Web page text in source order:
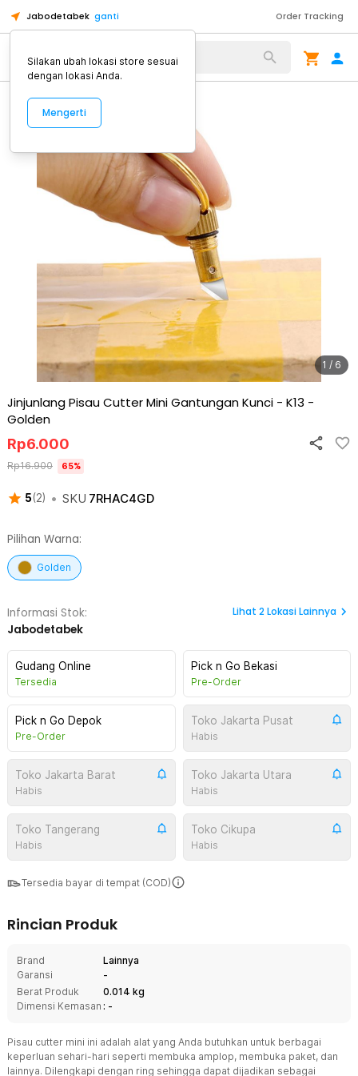
Jabodetabek ganti Order Tracking
Alat Kopi
1 / 6
Jinjunlang Pisau Cutter Mini Gantungan Kunci - K13 -
Golden
5(2) • SKU 7RHAC4GD
Rp6.000
Rp16.900 65%
Pilihan Warna:
Golden
Informasi Stok:
Jabodetabek
Lihat 2Lokasi Lainnya
Gudang Online
Tersedia
Pick n Go Bekasi
Pre-Order
Pick n Go Depok
Pre-Order
Toko Jakarta Pusat
Habis
Toko Jakarta Barat
Habis
Toko Jakarta Utara
Habis
Toko Tangerang
Habis
Toko Cikupa
Habis
Tersedia bayar di tempat (COD)
Rincian Produk
Brand
Lainnya
Garansi
-
Berat Produk
0.014 kg
Dimensi Kemasan : -
Pisau cutter mini ini adalah alat yang Anda butuhkan untuk berbagai
keperluan sehari-hari seperti membuka amplop, membuka paket, dan
lainnya. Dilengkapi dengan ring sehingga dapat dijadikan sebagai
Silakan ubah lokasi store sesuai
dengan lokasi Anda.
Mengerti